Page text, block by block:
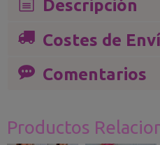
Descripción
Costes de
Comentarios
Productos